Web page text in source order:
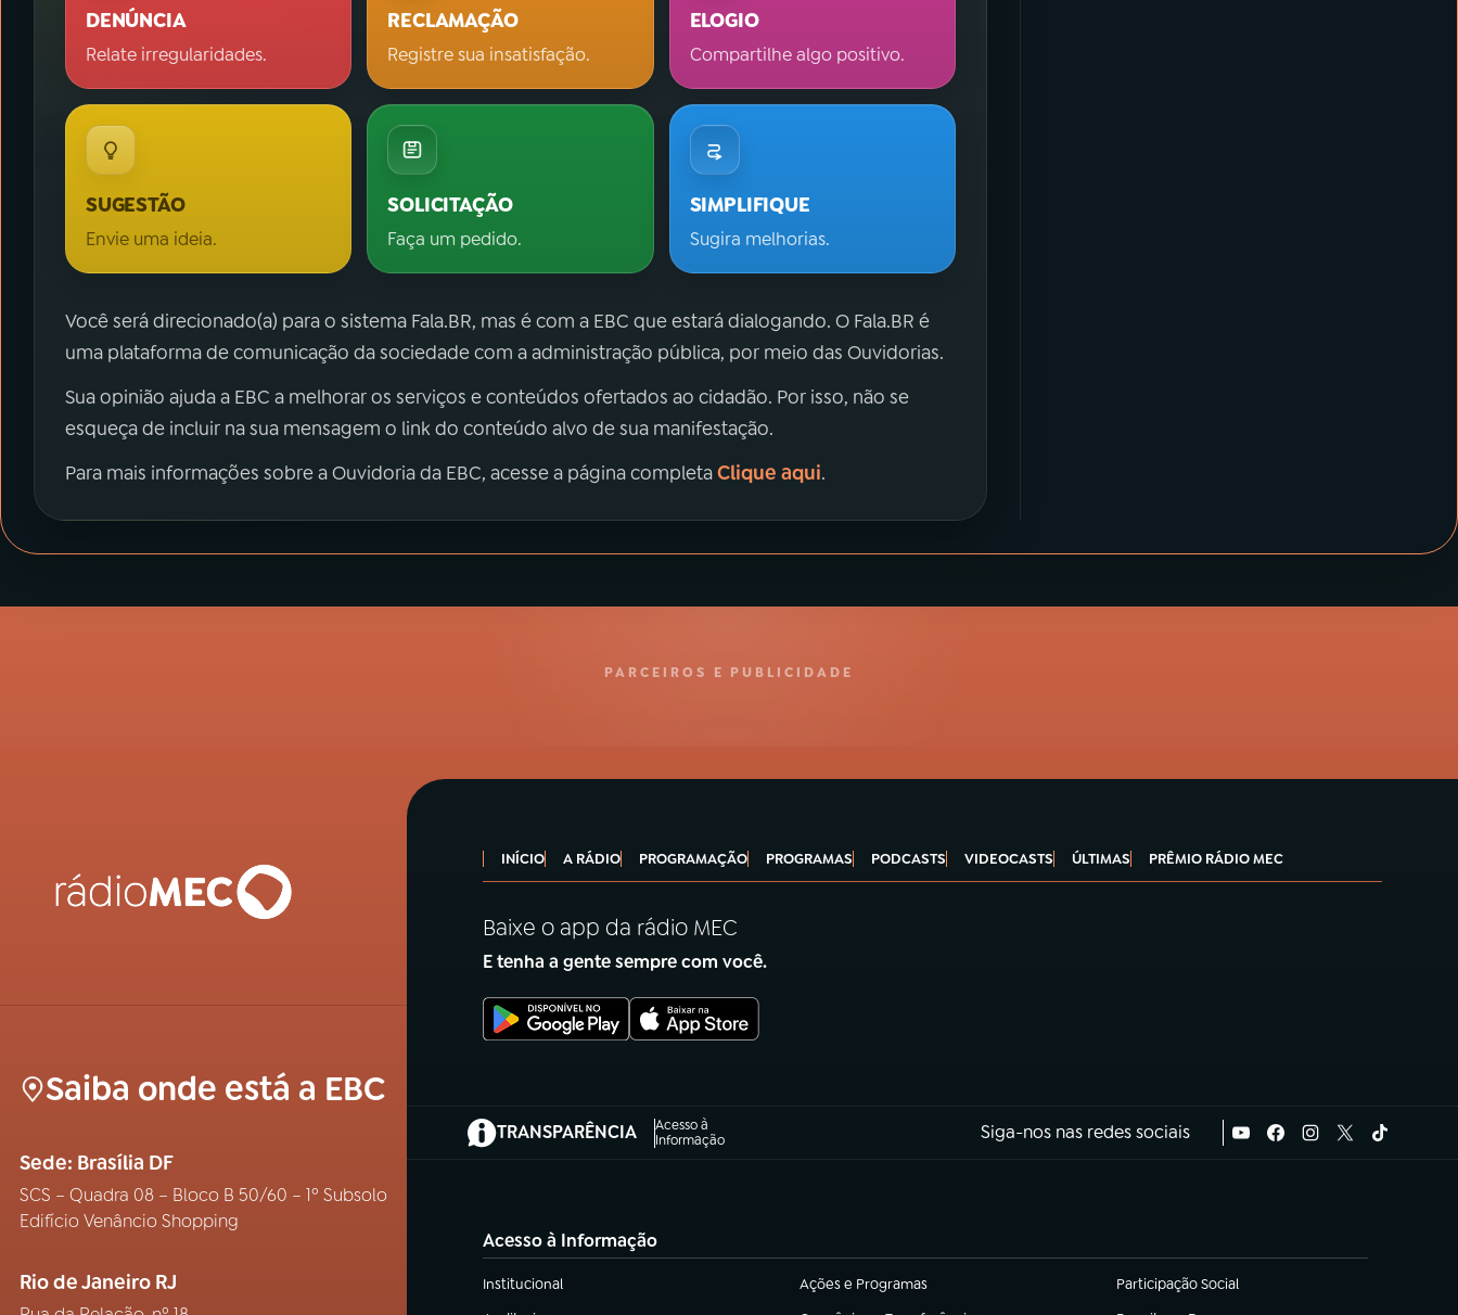
DENÚNCIA
Relate irregularidades.
RECLAMAÇÃO
Registre sua insatisfação.
ELOGIO
Compartilhe algo positivo.
SUGESTÃO
Envie uma ideia.
SOLICITAÇÃO
Faça um pedido.
SIMPLIFIQUE
Sugira melhorias.
Você será direcionado(a) para o sistema Fala.BR, mas é com a EBC que estará dialogando. O Fala.BR é
uma plataforma de comunicação da sociedade com a administração pública, por meio das Ouvidorias.
Sua opinião ajuda a EBC a melhorar os serviços e conteúdos ofertados ao cidadão. Por isso, não se
esqueça de incluir na sua mensagem o link do conteúdo alvo de sua manifestação.
Para mais informações sobre a Ouvidoria da EBC, acesse a página completaClique aqui.
PARCEIROS E PUBLICIDADE
Saiba onde está a EBC
Sede: Brasília DF
SCS – Quadra 08 – Bloco B 50/60 – 1º Subsolo
Edifício Venâncio Shopping
Rio de Janeiro RJ
INÍCIO A RÁDIO PROGRAMAÇÃO PROGRAMAS PODCASTS VIDEOCASTS ÚLTIMAS PRÊMIO RÁDIO MEC
Baixe o app da rádio MEC
E tenha a gente sempre com você.
TRANSPARÊNCIA
Acesso à
Informação
(abre em nova aba) Siga-nos nas redes sociais
Acesso à Informação
Institucional
(abre em nova aba) Ações e Programas
(abre em nova aba) Participação Social
(abre em nova aba)